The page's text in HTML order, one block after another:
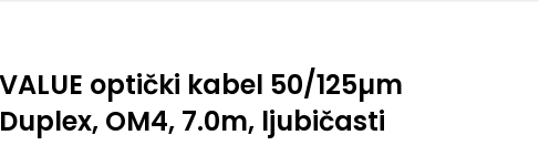
optički kabel 50/125µm
OM4, 7.0m, ljubičasti